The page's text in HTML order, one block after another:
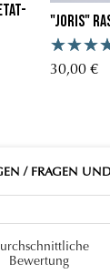
"JORIS"
30,00 €
/ FRAGEN
Bewertung